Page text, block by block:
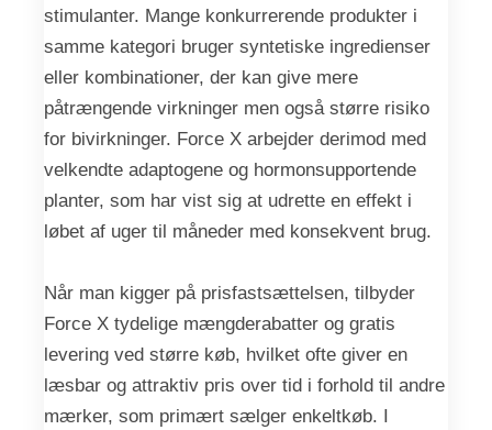
stimulanter. Mange konkurrerende produkter i
samme kategori bruger syntetiske ingredienser
eller kombinationer, der kan give mere
påtrængende virkninger men også større risiko
for bivirkninger. Force X arbejder derimod med
velkendte adaptogene og hormonsupportende
planter, som har vist sig at udrette en effekt i
løbet af uger til måneder med konsekvent brug.
Når man kigger på prisfastsættelsen, tilbyder
Force X tydelige mængderabatter og gratis
levering ved større køb, hvilket ofte giver en
læsbar og attraktiv pris over tid i forhold til andre
mærker, som primært sælger enkeltkøb. I